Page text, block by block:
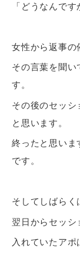
「どうなんです
女性から返事の
その言葉を聞い
す。
その後のセッシ
と思います。
終ったと思いま
です。
そしてしばらく
翌日からセッシ
入れていたアポ